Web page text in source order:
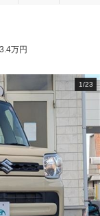
3.4万円
1/23